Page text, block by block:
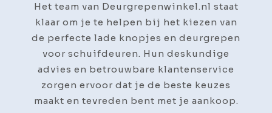
Het team van Deurgrepenwinkel.nl staat
klaar om je te helpen bij het kiezen van
de perfecte lade knopjes en deurgrepen
voor schuifdeuren. Hun deskundige
advies en betrouwbare klantenservice
zorgen ervoor dat je de beste keuzes
maakt en tevreden bent met je aankoop.